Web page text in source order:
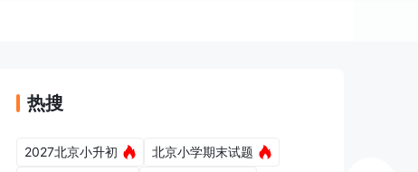
热搜
2027北京小升初
北京小学期末试题